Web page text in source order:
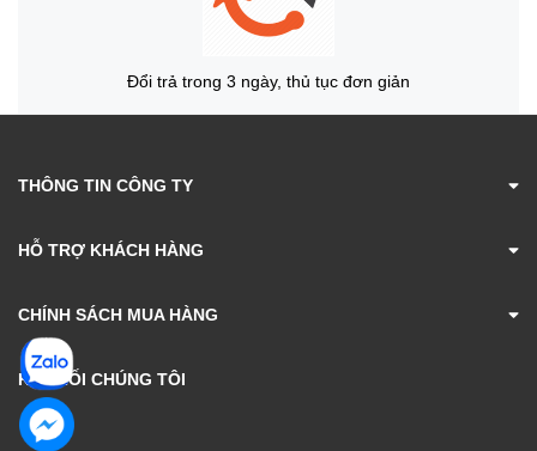
Đổi trả trong 3 ngày, thủ tục đơn giản
THÔNG TIN CÔNG TY
HỖ TRỢ KHÁCH HÀNG
CHÍNH SÁCH MUA HÀNG
KẾT NỐI CHÚNG TÔI